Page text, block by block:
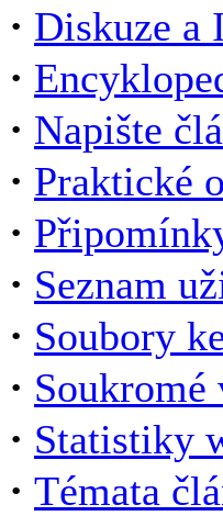
· Diskuze a
·
· Napište
· Praktické
·
· Seznam
· Soubory
· Soukromé
· Statistiky
· Témata